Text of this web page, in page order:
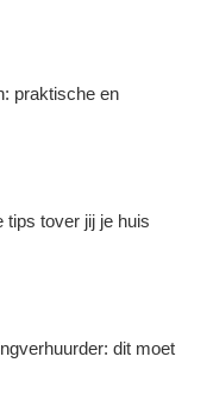
praktische en
tips tover jij je huis
dit moet